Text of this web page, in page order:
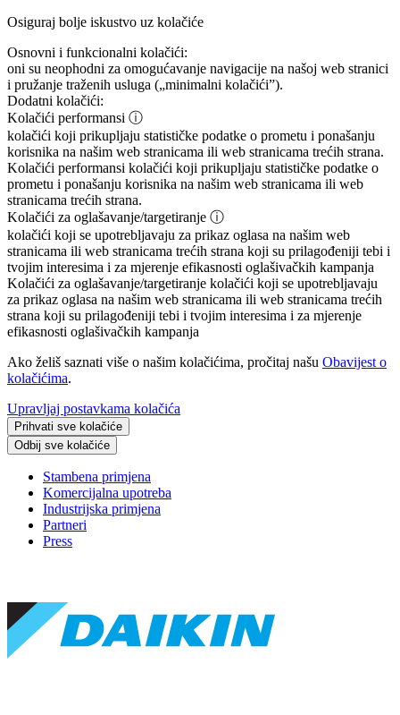
Osiguraj bolje iskustvo uz kolačiće
Osnovni i funkcionalni kolačići:
oni su neophodni za omogućavanje navigacije na našoj web stranici
i pružanje traženih usluga („minimalni kolačići”).
Dodatni kolačići:
Kolačići performansi ⓘ
kolačići koji prikupljaju statističke podatke o prometu i ponašanju
korisnika na našim web stranicama ili web stranicama trećih strana.
Kolačići performansi kolačići koji prikupljaju statističke podatke o
prometu i ponašanju korisnika na našim web stranicama ili web
stranicama trećih strana.
Kolačići za oglašavanje/targetiranje ⓘ
kolačići koji se upotrebljavaju za prikaz oglasa na našim web
stranicama ili web stranicama trećih strana koji su prilagođeniji tebi i
tvojim interesima i za mjerenje efikasnosti oglašivačkih kampanja
Kolačići za oglašavanje/targetiranje kolačići koji se upotrebljavaju
za prikaz oglasa na našim web stranicama ili web stranicama trećih
strana koji su prilagođeniji tebi i tvojim interesima i za mjerenje
efikasnosti oglašivačkih kampanja
Ako želiš saznati više o našim kolačićima, pročitaj našu Obavijest o
kolačićima.
Upravljaj postavkama kolačića
Prihvati sve kolačiće
Odbij sve kolačiće
Stambena primjena
Komercijalna upotreba
Industrijska primjena
Partneri
Press